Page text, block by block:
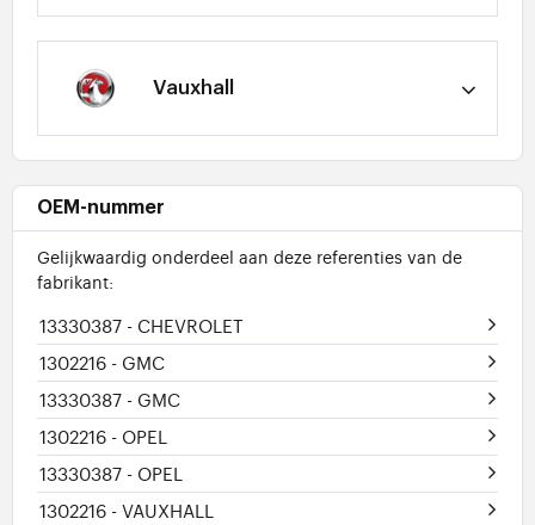
Vauxhall
OEM-nummer
Gelijkwaardig onderdeel aan deze referenties van de
fabrikant:
13330387 - CHEVROLET
1302216 - GMC
13330387 - GMC
1302216 - OPEL
13330387 - OPEL
1302216 - VAUXHALL